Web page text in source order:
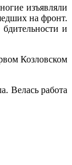
изъявляли
на фронт.
и
Козловском
Велась работа